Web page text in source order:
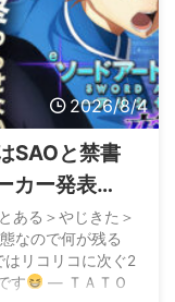
2026/8/4
SAOと禁書
カー発表
ある＞やじきた＞
なので何が残る
リコリコに次ぐ2
す
— ＴＡＴＯ